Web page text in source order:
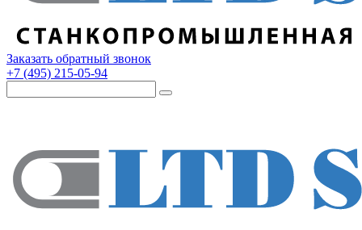
Заказать обратный звонок
+7 (495) 215-05-94